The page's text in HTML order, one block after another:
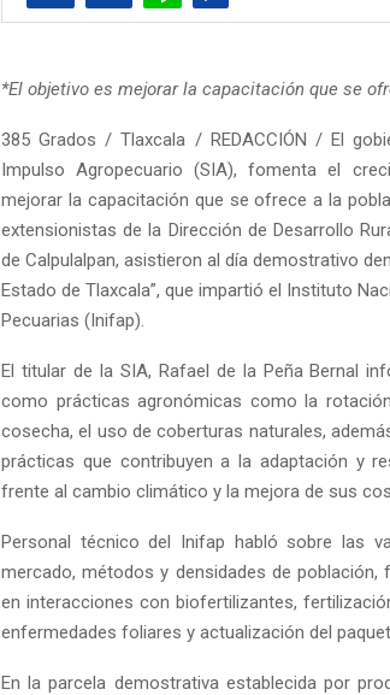
*El objetivo es mejorar la capacitación que se
385 Grados / Tlaxcala / REDACCIÓN / El
Impulso Agropecuario (SIA), fomenta el
mejorar la capacitación que se ofrece a la
extensionistas de la Dirección de Desarrollo
de Calpulalpan, asistieron al día demostrativo
Estado de Tlaxcala”, que impartió el Instituto
Pecuarias (Inifap).
El titular de la SIA, Rafael de la Peña Bernal
como prácticas agronómicas como la
cosecha, el uso de coberturas naturales,
prácticas que contribuyen a la adaptación y
frente al cambio climático y la mejora de sus
Personal técnico del Inifap habló sobre las
mercado, métodos y densidades de
en interacciones con biofertilizantes,
enfermedades foliares y actualización del
En la parcela demostrativa establecida por